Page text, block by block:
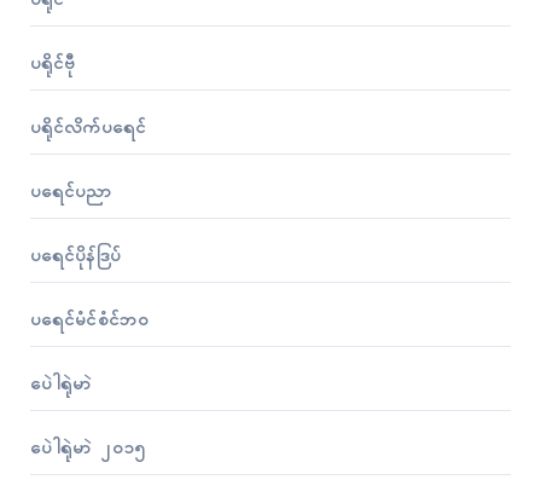
ပရိုၚ်ဗီု
ပရိုၚ်လိက်ပရေၚ်
ပရေၚ်ပညာ
ပရေၚ်ပိုန်ဒြပ်
ပရေၚ်မံၚ်စံၚ်ဘဝ
ပေဲါရုဲမာဲ
ပေဲါရုဲမာဲ ၂၀၁၅